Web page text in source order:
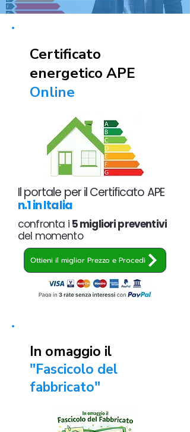
Certificato
energetico APE
Online
Il portale per il Certificato APE
n.1 in Italia
confronta i 5 migliori preventivi
del momento
Ottieni il miglior Prezzo e Procedi
In omaggio il
"Fascicolo del
fabbricato"